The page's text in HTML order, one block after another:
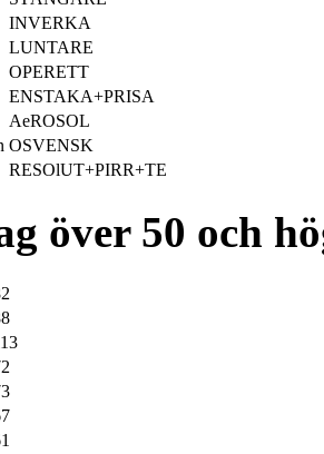
INVERKA
LUNTARE
OPERETT
ENSTAKA+PRISA
AeROSOL
OSVENSK
RESOlUT+PIRR+TE
över 50 och